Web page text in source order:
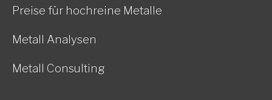
Preise für hochreine Metalle
Metall Analysen
Metall Consulting